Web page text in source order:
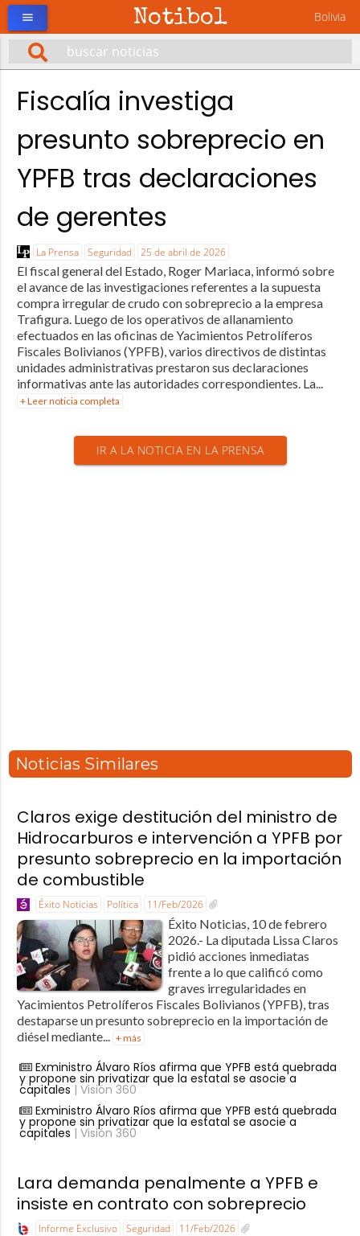
Notibol Bolivia
menu
Fiscalía investiga
presunto sobreprecio en
YPFB tras declaraciones
de gerentes
La Prensa Seguridad 25 de abril de 2026
El fiscal general del Estado, Roger Mariaca, informó sobre
el avance de las investigaciones referentes a la supuesta
compra irregular de crudo con sobreprecio a la empresa
Trafigura. Luego de los operativos de allanamiento
efectuados en las oficinas de Yacimientos Petrolíferos
Fiscales Bolivianos (YPFB), varios directivos de distintas
unidades administrativas prestaron sus declaraciones
informativas ante las autoridades correspondientes. La...
+ Leer noticia completa
IR A LA NOTICIA EN LA PRENSA
Noticias Similares
Claros exige destitución del ministro de
Hidrocarburos e intervención a YPFB por
presunto sobreprecio en la importación
de combustible
Éxito Noticias Política 11/Feb/2026
Éxito Noticias, 10 de febrero
2026.- La diputada Lissa Claros
pidió acciones inmediatas
frente a lo que calificó como
graves irregularidades en
Yacimientos Petrolíferos Fiscales Bolivianos (YPFB), tras
destaparse un presunto sobreprecio en la importación de
diésel mediante... + más
Exministro Álvaro Ríos afirma que YPFB está quebrada
y propone sin privatizar que la estatal se asocie a
capitales | Visión 360
Exministro Álvaro Ríos afirma que YPFB está quebrada
y propone sin privatizar que la estatal se asocie a
capitales | Visión 360
Lara demanda penalmente a YPFB e
insiste en contrato con sobreprecio
Informe Exclusivo Seguridad 11/Feb/2026